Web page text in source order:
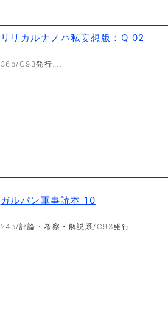
リリカルナノハ私妄想版：Q 02
36p/C93発行…..
ガルパン軍事読本 10
24p/評論・考察・解説系/C93発行…..